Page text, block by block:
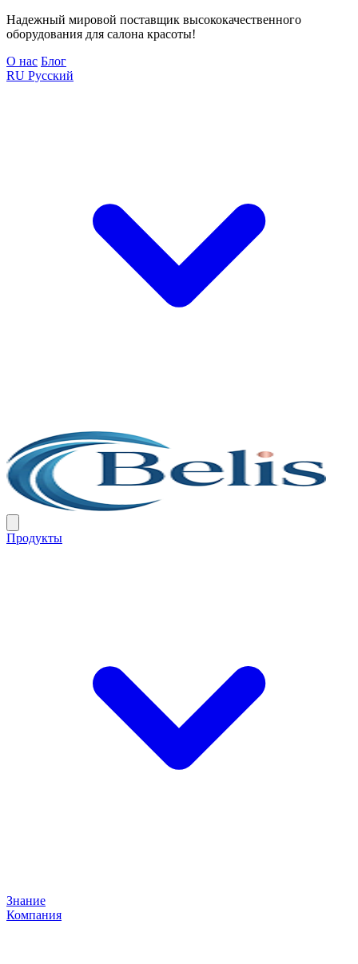
Надежный мировой поставщик высококачественного
оборудования для салона красоты!
О нас Блог
RU Русский
Продукты
Знание
Компания